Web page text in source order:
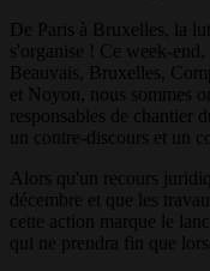
De Paris à Bruxelles, la
s'organise ! Ce week-end,
Beauvais, Bruxelles,
et Noyon, nous sommes
responsables de chantier
un contre-discours et un
Alors qu'un recours
décembre et que les
cette action marque le
qui ne prendra fin que